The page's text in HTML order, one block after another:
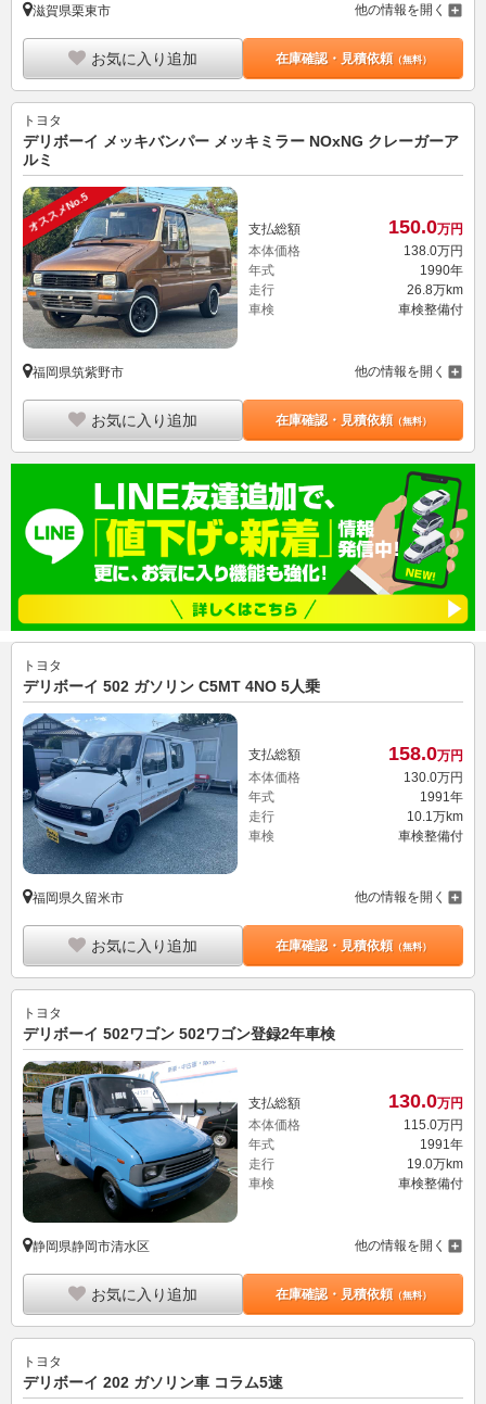
滋賀県栗東市 他の情報を開く
お気に入り追加 在庫確認・見積依頼（無料）
トヨタ
デリボーイ メッキバンパー メッキミラー NOxNG クレーガーア
ルミ
オススメNo.5 支払総額 150.0万円
本体価格
138.0万円
年式
1990年
走行
26.8万km
車検
車検整備付
福岡県筑紫野市 他の情報を開く
お気に入り追加 在庫確認・見積依頼（無料）
トヨタ
デリボーイ 502 ガソリン C5MT 4NO 5人乗
支払総額 158.0万円
本体価格
130. 0万円
年式
1991年
走行
10.1万km
車検
車検整備付
福岡県久留米市 他の情報を開く
お気に入り追加 在庫確認・見積依頼（無料）
トヨタ
デリボーイ 502ワゴン 502ワゴン登録2年車検
支払総額 130.0万円
本体価格
115.0万円
年式
1991年
走行
19.0万km
車検
車検整備付
静岡県静岡市清水区 他の情報を開く
お気に入り追加 在庫確認・見積依頼（無料）
トヨタ
デリボーイ 202 ガソリン車 コラム5速